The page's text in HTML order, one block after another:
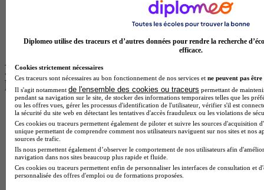
BTS Communication à Bordeaux
Master Psychologie à Angers
BTS Ndrc à Lyon
Les intitulés de diplôme par alternance
les plus recherchés
BTS Esf en alternance
BTS Dietetique en alternance
BTS Mco en alternance
BTS Pi en alternance
BTS Sp3s en alternance
Master CCA en alternance
BTS Ndrc en alternance
Diplomeo utilise des traceurs et d’autres données pour rendre la recherche
efficace.
Cookies strictement nécessaires
Ces traceurs sont nécessaires au bon fonctionnement de nos services et ne peuvent pas être
Il s'agit notamment de l'ensemble des cookies ou traceurs permettant de
pendant sa navigation sur le site, de stocker des informations temporaires telles que les
ou les offres vues, gérer les processus d'identification de l'utilisateur, vérifier s'il est
la sécurité du site web en détectant les tentatives d'accès frauduleux ou les violations de
Ces cookies ou traceurs permettent également de piloter et suivre les sources d'acquisition
unique permettant de comprendre comment nos utilisateurs naviguent sur nos sites et nos
sources de trafic.
Ils nous permettent également d’observer le comportement de nos utilisateurs afin
navigation dans nos sites beaucoup plus rapide et fluide.
Ces cookies ou traceurs permettent enfin de personnaliser les interfaces de consultation et
personnalisée des offres d'emploi ou de formations proposées.